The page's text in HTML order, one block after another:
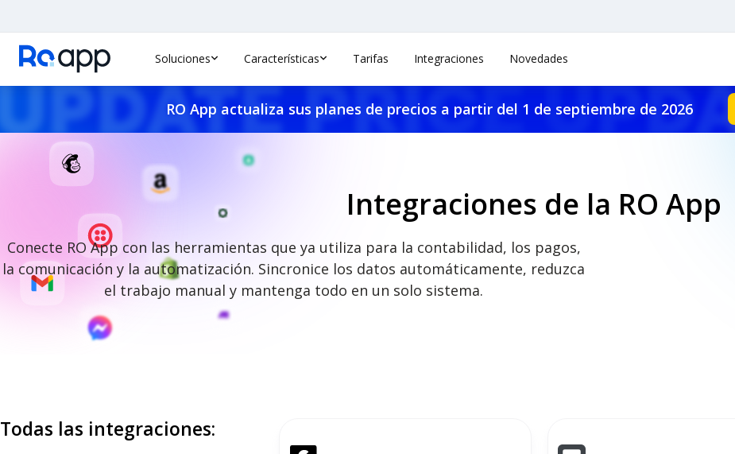
Soluciones Características Tarifas Integraciones Novedades
RO App actualiza sus planes de precios a partir del 1 de septiembre de 2026
Integraciones de la RO App
Conecte RO App con las herramientas que ya utiliza para la contabilidad, los pagos,
la comunicación y la automatización. Sincronice los datos automáticamente, reduzca
el trabajo manual y mantenga todo en un solo sistema.
Todas las integraciones: